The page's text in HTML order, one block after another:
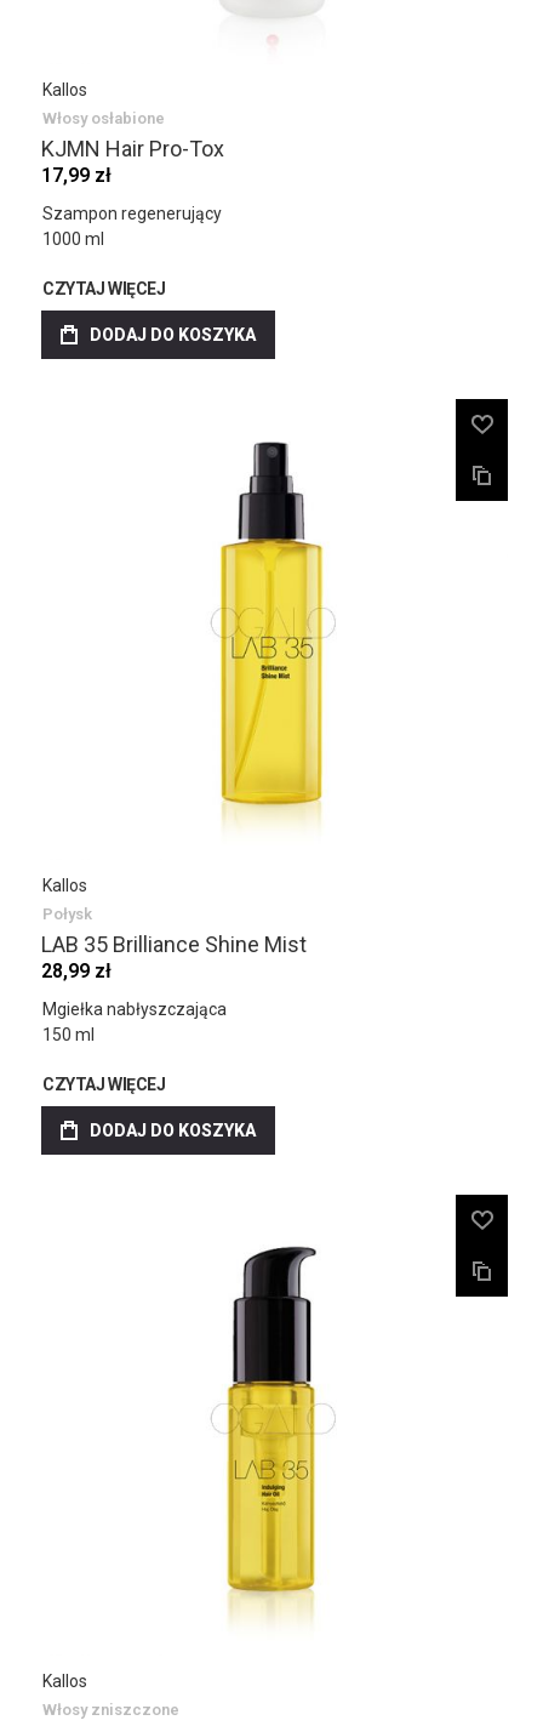
Kallos
Włosy osłabione
KJMN Hair Pro-Tox
17,99 zł
Szampon regenerujący
1000 ml
CZYTAJ WIĘCEJ
DODAJ DO KOSZYKA
Kallos
Połysk
LAB 35 Brilliance Shine Mist
28,99 zł
Mgiełka nabłyszczająca
150 ml
CZYTAJ WIĘCEJ
DODAJ DO KOSZYKA
Kallos
Włosy zniszczone